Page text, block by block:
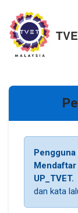
Mendaftar
UP_TVET.
dan kata